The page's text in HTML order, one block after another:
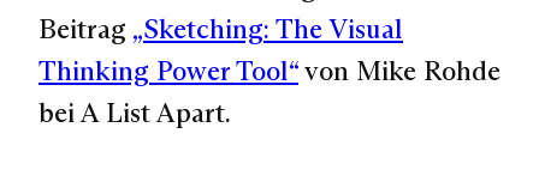
Beitrag „Sketching: The Visual
Thinking Power Tool“von Mike Rohde
bei A List Apart.